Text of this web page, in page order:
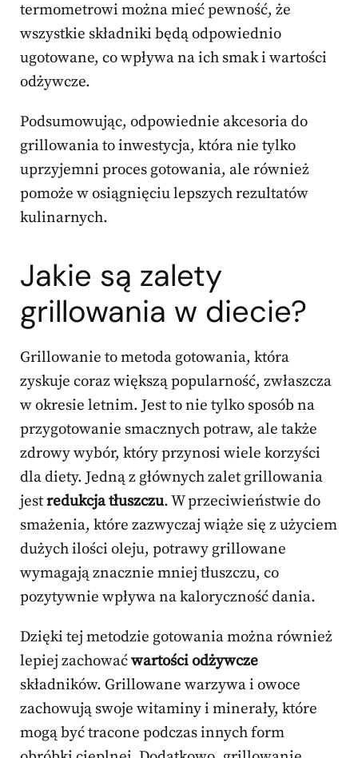
termometrowi można mieć pewność, że
wszystkie składniki będą odpowiednio
ugotowane, co wpływa na ich smak i wartości
odżywcze.
Podsumowując, odpowiednie akcesoria do
grillowania to inwestycja, która nie tylko
uprzyjemni proces gotowania, ale również
pomoże w osiągnięciu lepszych rezultatów
kulinarnych.
Jakie są zalety
grillowania w diecie?
Grillowanie to metoda gotowania, która
zyskuje coraz większą popularność, zwłaszcza
w okresie letnim. Jest to nie tylko sposób na
przygotowanie smacznych potraw, ale także
zdrowy wybór, który przynosi wiele korzyści
dla diety. Jedną z głównych zalet grillowania
jestredukcja tłuszczu. W przeciwieństwie do
smażenia, które zazwyczaj wiąże się z użyciem
dużych ilości oleju, potrawy grillowane
wymagają znacznie mniej tłuszczu, co
pozytywnie wpływa na kaloryczność dania.
Dzięki tej metodzie gotowania można również
lepiej zachowaćwartości odżywcze
składników. Grillowane warzywa i owoce
zachowują swoje witaminy i minerały, które
mogą być tracone podczas innych form